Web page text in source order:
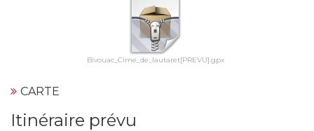
Bivouac_Cime_de_lautaret[PREVU].gpx
CARTE
Itinéraire prévu